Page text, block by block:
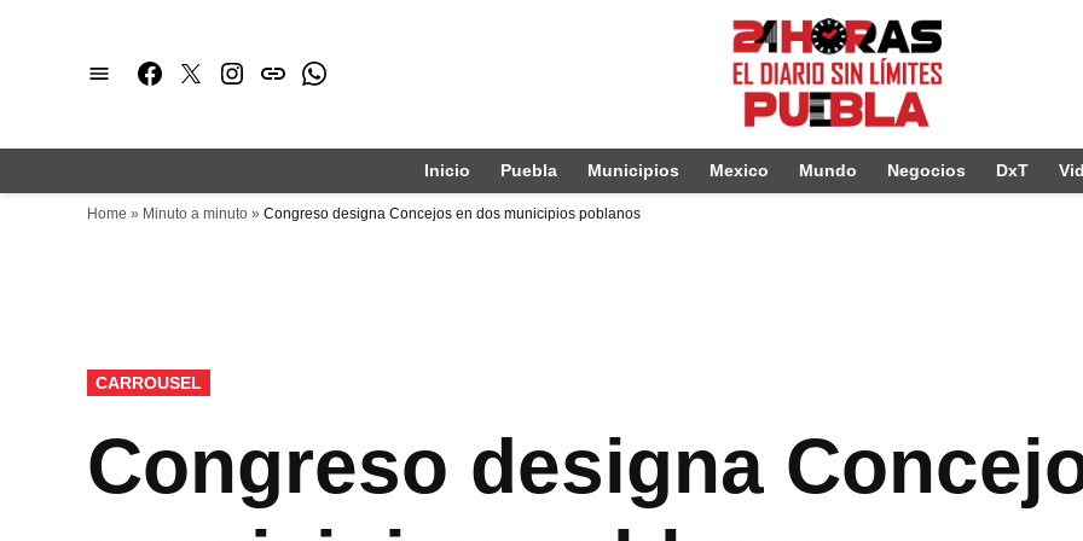
Facebook
TwitterInstagram
issuuWhatsapp
Inicio Puebla Municipios Mexico Mundo Negocios DxT
Home » Minuto a minuto » Congreso designa Concejos en dos municipios poblanos
PUBLICADO
EN
CARROUSEL
Congreso designa